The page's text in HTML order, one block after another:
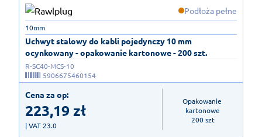
Podłoża pełne
Uchwyt stalowy do kabli pojedynczy 10 mm
ocynkowany - opakowanie kartonowe - 200 szt.
10mm
R-SC40-MCS-10
5906675460154
Cena za op:
223,19zł
| VAT 23.0
Opakowanie
kartonowe
200 szt